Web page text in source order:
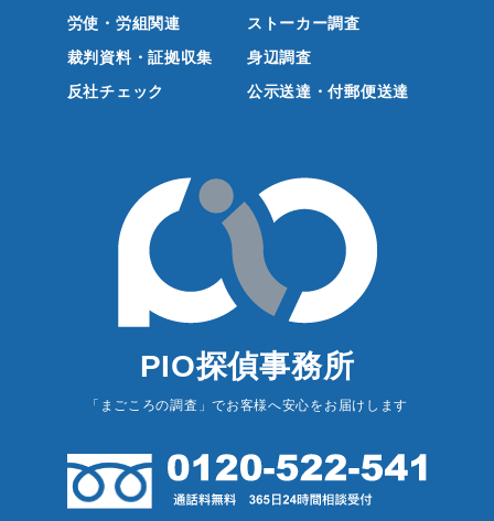
労使・労組関連
ストーカー調査
裁判資料・証拠収集
身辺調査
反社チェック
公示送達・付郵便送達
PIO探偵事務所
「まごころの調査」でお客様へ安心をお届けします